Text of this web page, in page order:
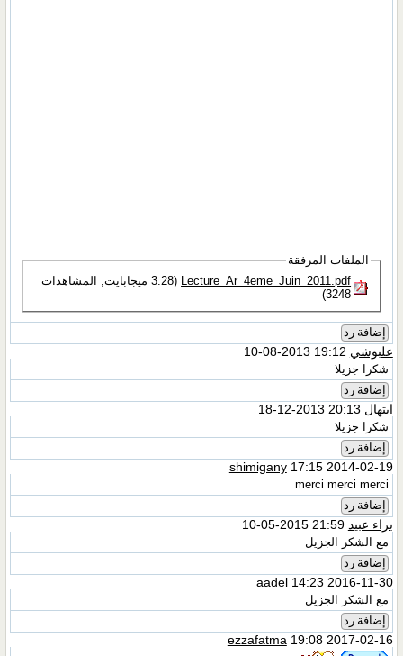
الملفات المرفقة
Lecture_Ar_4eme_Juin_2011.pdf‏
(3.28 ميجابايت, المشاهدات
3248)
إضافة رد
علبوشي
شكرا جزيلا
إضافة رد
ابتهال
شكرا جزيلا
إضافة رد
shimigany17:15 2014-02-19
merci merci merci
إضافة رد
براء عبيد 21:59 2015-05-10
مع الشكر الجزيل
إضافة رد
aadel14:23 2016-11-30
مع الشكر الجزيل
إضافة رد
ezzafatma 19:08 2017-02-16